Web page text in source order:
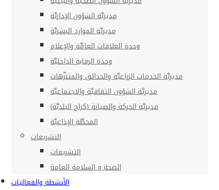
مديريَّة الشؤون الإداريَّة
مديريَّة الموارد البشريَّة
وحدة العلاقات العامَّة والإعلام
وحدة الرقابة الداخليَّة
مديريَّة الخدمات الزراعيَّة والحدائق والمتنزّهات
مديريَّة الشؤون الثقافيَّة والاجتماعيَّة
مديريَّة الحركة والصيانة (كراج البلديَّة)
المحطَّة الإذاعيَّة
التشريعات
التشريعات
الصحة و السلامة العامة
الأنشطة والفعاليات